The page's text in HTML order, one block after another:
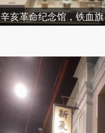
辛亥革命纪念馆，铁血旗